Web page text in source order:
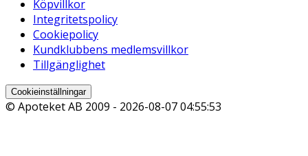
Köpvillkor
Integritetspolicy
Cookiepolicy
Kundklubbens medlemsvillkor
Tillgänglighet
Cookieinställningar
© Apoteket AB 2009 - 2026-08-07 04:55:53